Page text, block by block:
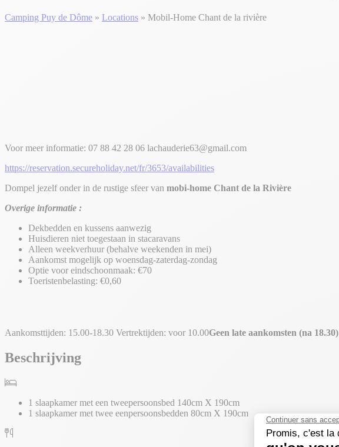
Camping Puy de Dôme » Locations » Mobil-Home Chant de la rivière
Voor meer informatie: 07 88 42 28 06 lachauderie63@gmail.com
https://reservation.secureholiday.net/fr/3653/availabilities
Dompel jezelf onder in de rustige sfeer van mobi-home Chant de la Rivière
Overige informatie :
Dekbedden en kussens aanwezig
Huisdieren niet toegestaan in stacaravans
Alleen weekverhuur (behalve weekenden in mei)
Aankomst mogelijk op woensdag-zaterdag-zondag
Optie voor eindschoonmaak: €70
Toeristenbelasting: €0,60
Aankomsttijden: 15.00-18.30 Vertrektijden: voor 10.00Geen late aankomsten (na 18.30)
Beschrijving
1 slaapkamer met een tweepersoonsbed 140cm X 190cm
1 slaapkamer met twee eenpersoonsbedden 80cm X 190cm